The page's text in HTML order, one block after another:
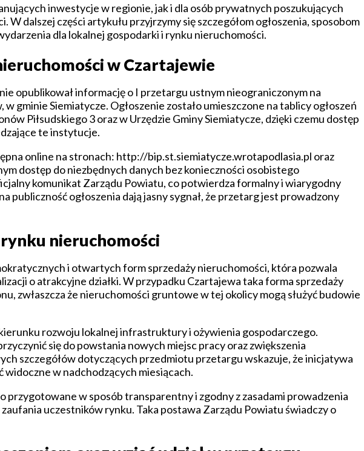
inwestycje w regionie, jak i dla osób prywatnych poszukujących
dalszej części artykułu przyjrzymy się szczegółom ogłoszenia, sposobom
dla lokalnej gospodarki i rynku nieruchomości.
w Czartajewie
opublikował informację o I przetargu ustnym nieograniczonym na
gminie Siemiatycze. Ogłoszenie zostało umieszczone na tablicy ogłoszeń
Piłsudskiego 3 oraz w Urzędzie Gminy Siemiatycze, dzięki czemu dostęp
te instytucje.
online na stronach: http://bip.st.siemiatycze.wrotapodlasia.pl oraz
dostęp do niezbędnych danych bez konieczności osobistego
komunikat Zarządu Powiatu, co potwierdza formalny i wiarygodny
publiczność ogłoszenia dają jasny sygnał, że przetarg jest prowadzony
nieruchomości
i otwartych form sprzedaży nieruchomości, która pozwala
o atrakcyjne działki. W przypadku Czartajewa taka forma sprzedaży
zwłaszcza że nieruchomości gruntowe w tej okolicy mogą służyć budowie
rozwoju lokalnej infrastruktury i ożywienia gospodarczego.
się do powstania nowych miejsc pracy oraz zwiększenia
szczegółów dotyczących przedmiotu przetargu wskazuje, że inicjatywa
w nadchodzących miesiącach.
przygotowane w sposób transparentny i zgodny z zasadami prowadzenia
uczestników rynku. Taka postawa Zarządu Powiatu świadczy o